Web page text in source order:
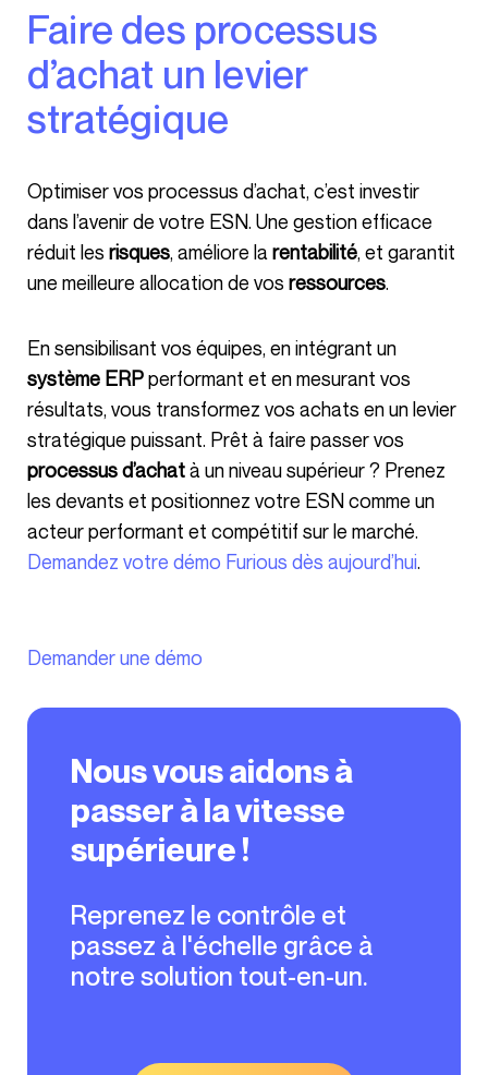
Nous vous aidons à
passer à la vitesse
supérieure !
Reprenez le contrôle et
passez à l'échelle grâce à
notre solution tout-en-un.
Faire des processus
d’achat un levier
stratégique
Optimiser vos processus d’achat, c’est investir
dans l’avenir de votre ESN. Une gestion efficace
réduit les risques, améliore la rentabilité, et garantit
une meilleure allocation de vos ressources.
En sensibilisant vos équipes, en intégrant un
système ERPperformant et en mesurant vos
résultats, vous transformez vos achats en un levier
stratégique puissant. Prêt à faire passer vos
processus d’achatà un niveau supérieur ? Prenez
les devants et positionnez votre ESN comme un
acteur performant et compétitif sur le marché.
Demandez votre démo Furious dès aujourd’hui.
Demander une démo